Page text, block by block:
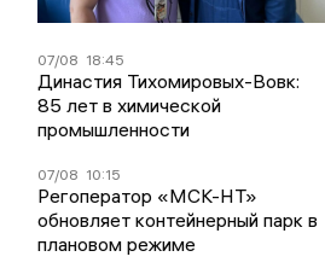
07/08 18:45
Династия Тихомировых-Вовк:
85 лет в химической
промышленности
07/08 10:15
Регоператор «МСК-НТ»
обновляет контейнерный парк в
плановом режиме